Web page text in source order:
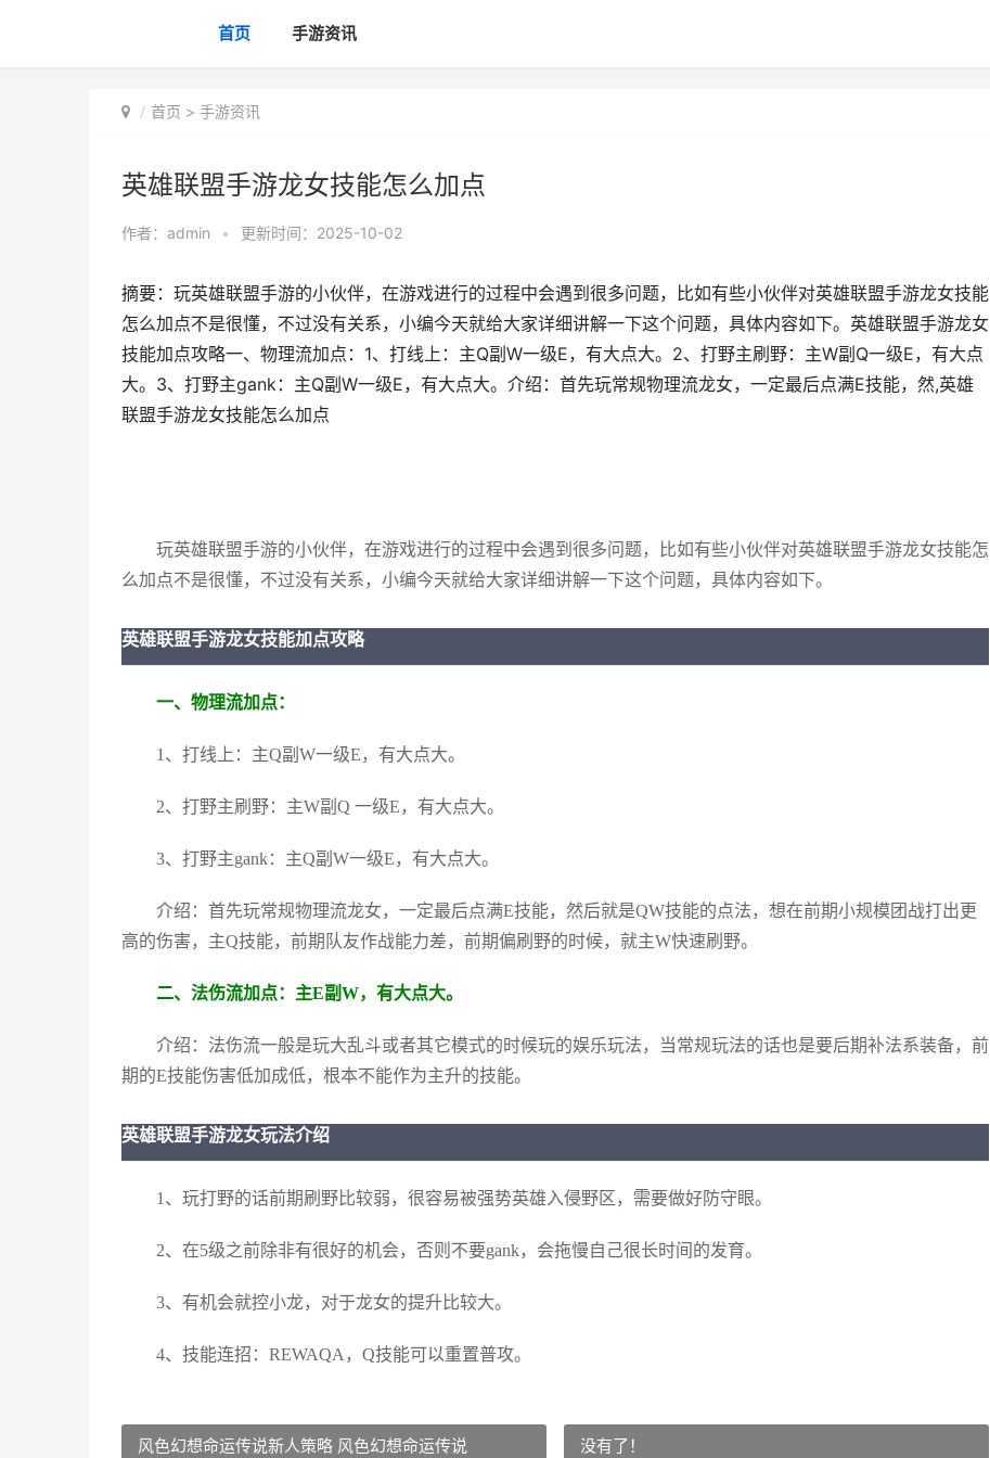
首页 手游资讯
首页 > 手游资讯
英雄联盟手游龙女技能怎么加点
作者： admin • 更新时间：2025-10-02
摘要：玩英雄联盟手游的小伙伴，在游戏进行的过程中会遇到很多问题，比如有些小伙伴对英雄联盟手游龙女技能
怎么加点不是很懂，不过没有关系，小编今天就给大家详细讲解一下这个问题，具体内容如下。英雄联盟手游龙女
技能加点攻略一、物理流加点：1、打线上：主Q副W一级E，有大点大。2、打野主刷野：主W副Q一级E，有大点
大。3、打野主gank：主Q副W一级E，有大点大。介绍：首先玩常规物理流龙女，一定最后点满E技能，然,英雄
联盟手游龙女技能怎么加点
玩英雄联盟手游的小伙伴，在游戏进行的过程中会遇到很多问题，比如有些小伙伴对英雄联盟手游龙女技能怎
么加点不是很懂，不过没有关系，小编今天就给大家详细讲解一下这个问题，具体内容如下。
英雄联盟手游龙女技能加点攻略
一、物理流加点：
1、打线上：主Q副W一级E，有大点大。
2、打野主刷野：主W副Q 一级E，有大点大。
3、打野主gank：主Q副W一级E，有大点大。
介绍：首先玩常规物理流龙女，一定最后点满E技能，然后就是QW技能的点法，想在前期小规模团战打出更
高的伤害，主Q技能，前期队友作战能力差，前期偏刷野的时候，就主W快速刷野。
二、法伤流加点：主E副W，有大点大。
介绍：法伤流一般是玩大乱斗或者其它模式的时候玩的娱乐玩法，当常规玩法的话也是要后期补法系装备，前
期的E技能伤害低加成低，根本不能作为主升的技能。
英雄联盟手游龙女玩法介绍
1、玩打野的话前期刷野比较弱，很容易被强势英雄入侵野区，需要做好防守眼。
2、在5级之前除非有很好的机会，否则不要gank，会拖慢自己很长时间的发育。
3、有机会就控小龙，对于龙女的提升比较大。
4、技能连招：REWAQA，Q技能可以重置普攻。
风色幻想命运传说新人策略 风色幻想命运传说 没有了！